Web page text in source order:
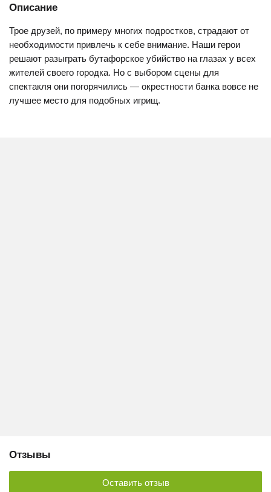
Описание
Трое друзей, по примеру многих подростков, страдают от
необходимости привлечь к себе внимание. Наши герои
решают разыграть бутафорское убийство на глазах у всех
жителей своего городка. Но с выбором сцены для
спектакля они погорячились — окрестности банка вовсе не
лучшее место для подобных игрищ.
Отзывы
Оставить отзыв